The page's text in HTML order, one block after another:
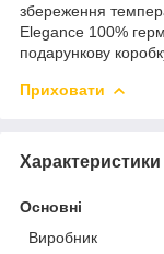
збереження
Elegance 100%
подарункову
Приховати
Характеристики
Основні
Виробник